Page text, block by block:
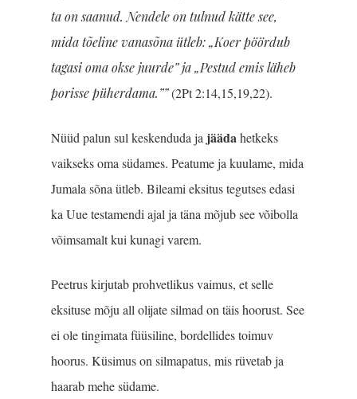
ta on saanud. Nendele on tulnud kätte see,
mida tõeline vanasõna ütleb: „Koer pöördub
tagasi oma okse juurde” ja „Pestud emis läheb
porisse püherdama.””(2Pt 2:14,15,19,22).
Nüüd palun sul keskenduda ja jäädahetkeks
vaikseks oma südames. Peatume ja kuulame, mida
Jumala sõna ütleb. Bileami eksitus tegut­ses edasi
ka Uue testamendi ajal ja täna mõjub see võibolla
võimsamalt kui kunagi varem.
Peetrus kirjutab prohvetlikus vaimus, et selle
eksituse mõju all olijate silmad on täis hoorust. See
ei ole tingimata füüsiline, bordellides toimuv
hoorus. Küsimus on silmapatus, mis rüvetab ja
haarab mehe südame.